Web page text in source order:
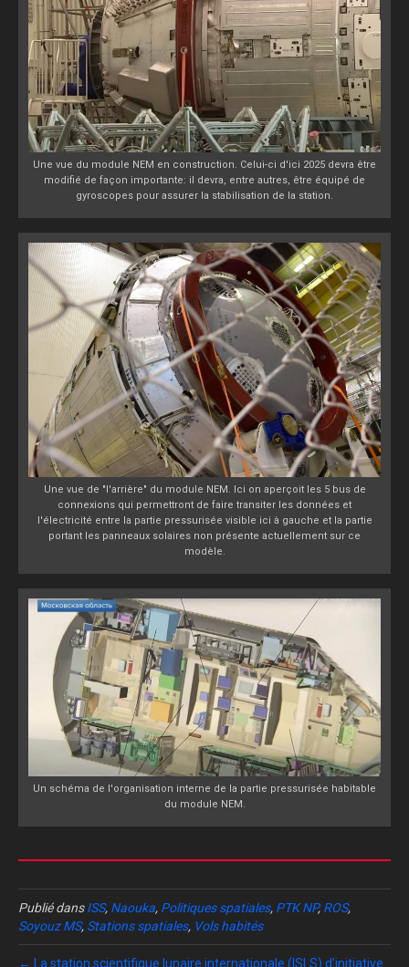
Une vue du module NEM en construction. Celui-ci d'ici 2025 devra être
modifié de façon importante: il devra, entre autres, être équipé de
gyroscopes pour assurer la stabilisation de la station.
Une vue de "l'arrière" du module NEM. Ici on aperçoit les 5 bus de
connexions qui permettront de faire transiter les données et
l'électricité entre la partie pressurisée visible ici à gauche et la partie
portant les panneaux solaires non présente actuellement sur ce
modèle.
Un schéma de l'organisation interne de la partie pressurisée habitable
du module NEM.
Publié dansISS, Naouka, Politiques spatiales, PTK NP,ROS,
Soyouz MS, Stations spatiales, Vols habités
← La station scientifique lunaire internationale (ISLS) d’initiative